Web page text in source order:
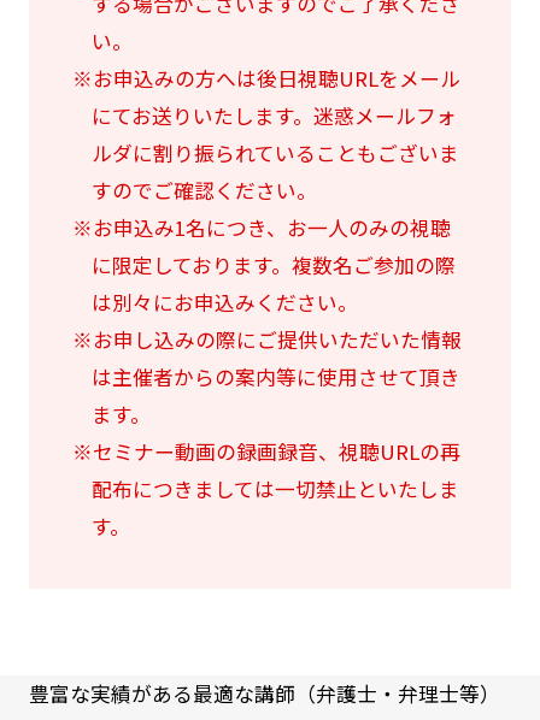
い。
※お申込みの方へは後日視聴URLをメール
にてお送りいたします。迷惑メールフォ
ルダに割り振られていることもございま
すのでご確認ください。
※お申込み1名につき、お一人のみの視聴
に限定しております。複数名ご参加の際
は別々にお申込みください。
※お申し込みの際にご提供いただいた情報
は主催者からの案内等に使用させて頂き
ます。
※セミナー動画の録画録音、視聴URLの再
配布につきましては一切禁止といたしま
す。
豊富な実績がある最適な講師（弁護士・弁理士等）